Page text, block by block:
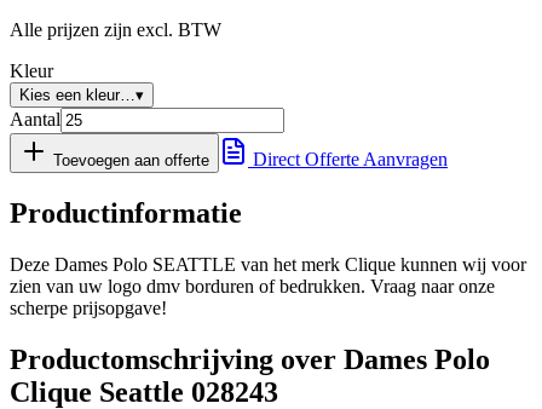
Alle prijzen zijn excl. BTW
Kleur
Kies een kleur… ▾
Aantal
Toevoegen aan offerte Direct Offerte Aanvragen
Productinformatie
Deze Dames Polo SEATTLE van het merk Clique kunnen wij voor
zien van uw logo dmv borduren of bedrukken. Vraag naar onze
scherpe prijsopgave!
Productomschrijving over Dames Polo
Clique Seattle 028243